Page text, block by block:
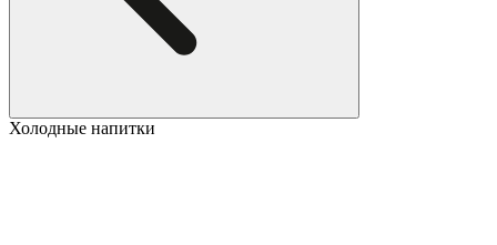
Холодные напитки